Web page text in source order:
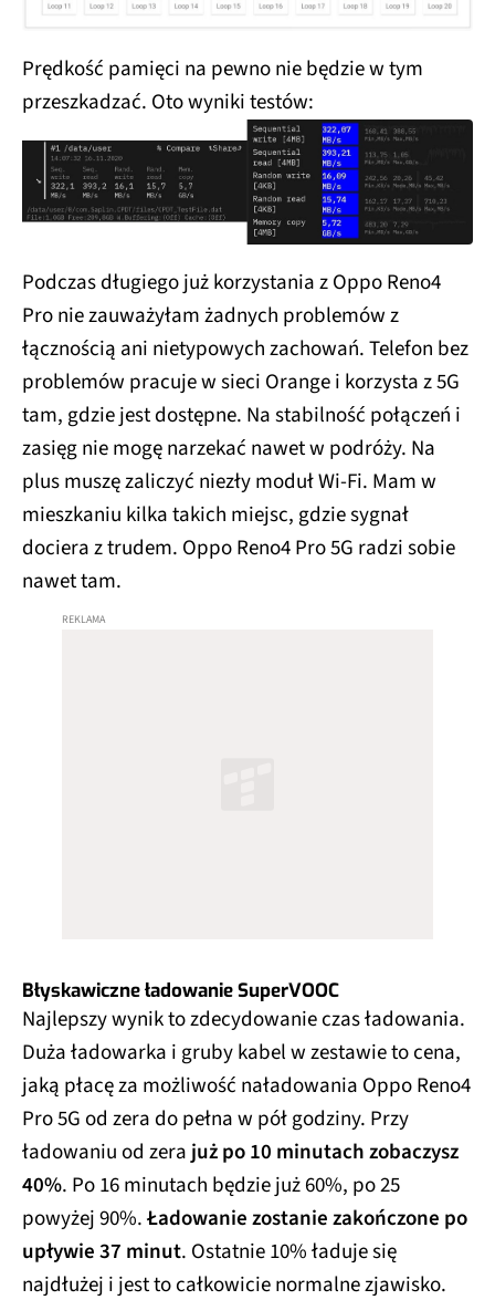
Prędkość pamięci na pewno nie będzie w tym
przeszkadzać. Oto wyniki testów:
Podczas długiego już korzystania z Oppo Reno4
Pro nie zauważyłam żadnych problemów z
łącznością ani nietypowych zachowań. Telefon bez
problemów pracuje w sieci Orange i korzysta z 5G
tam, gdzie jest dostępne. Na stabilność połączeń i
zasięg nie mogę narzekać nawet w podróży. Na
plus muszę zaliczyć niezły moduł Wi-Fi. Mam w
mieszkaniu kilka takich miejsc, gdzie sygnał
dociera z trudem. Oppo Reno4 Pro 5G radzi sobie
nawet tam.
Błyskawiczne ładowanie SuperVOOC
Najlepszy wynik to zdecydowanie czas ładowania.
Duża ładowarka i gruby kabel w zestawie to cena,
jaką płacę za możliwość naładowania Oppo Reno4
Pro 5G od zera do pełna w pół godziny. Przy
ładowaniu od zerajuż po 10 minutach zobaczysz
40%. Po 16 minutach będzie już 60%, po 25
powyżej 90%.Ładowanie zostanie zakończone po
upływie 37 minut. Ostatnie 10% ładuje się
najdłużej i jest to całkowicie normalne zjawisko.